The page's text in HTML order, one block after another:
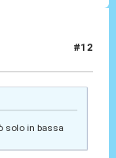
#12
solo in bassa